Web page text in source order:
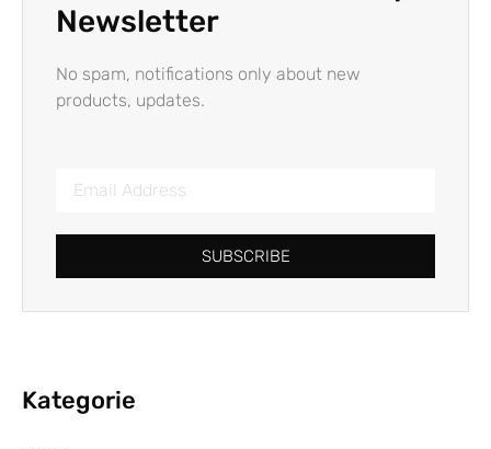
Newsletter
No spam, notifications only about new
products, updates.
SUBSCRIBE
Kategorie